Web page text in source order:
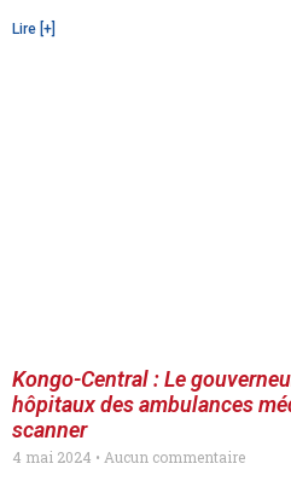
Lire [+]
Kongo-Central : Le
hôpitaux des ambulances
scanner
4 mai 2024
Aucun commentaire